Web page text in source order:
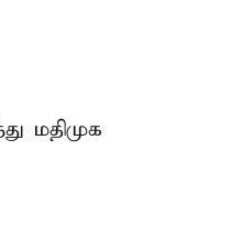
மதிமுக